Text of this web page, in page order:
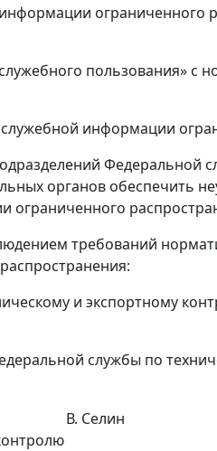
ограниченного
пользования» с
информации
Федеральной
органов обеспечить
ограниченного
требований
и экспортному
службы по
В. Селин